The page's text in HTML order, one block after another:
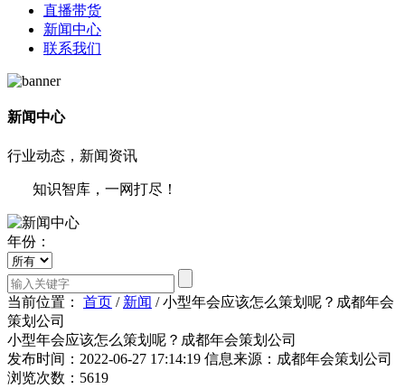
直播带货
新闻中心
联系我们
新闻中心
行业动态，新闻资讯
知识智库，一网打尽！
年份：
当前位置： 首页 / 新闻 /小型年会应该怎么策划呢？成都年会
策划公司
小型年会应该怎么策划呢？成都年会策划公司
发布时间：2022-06-27 17:14:19 信息来源：成都年会策划公司
浏览次数：5619